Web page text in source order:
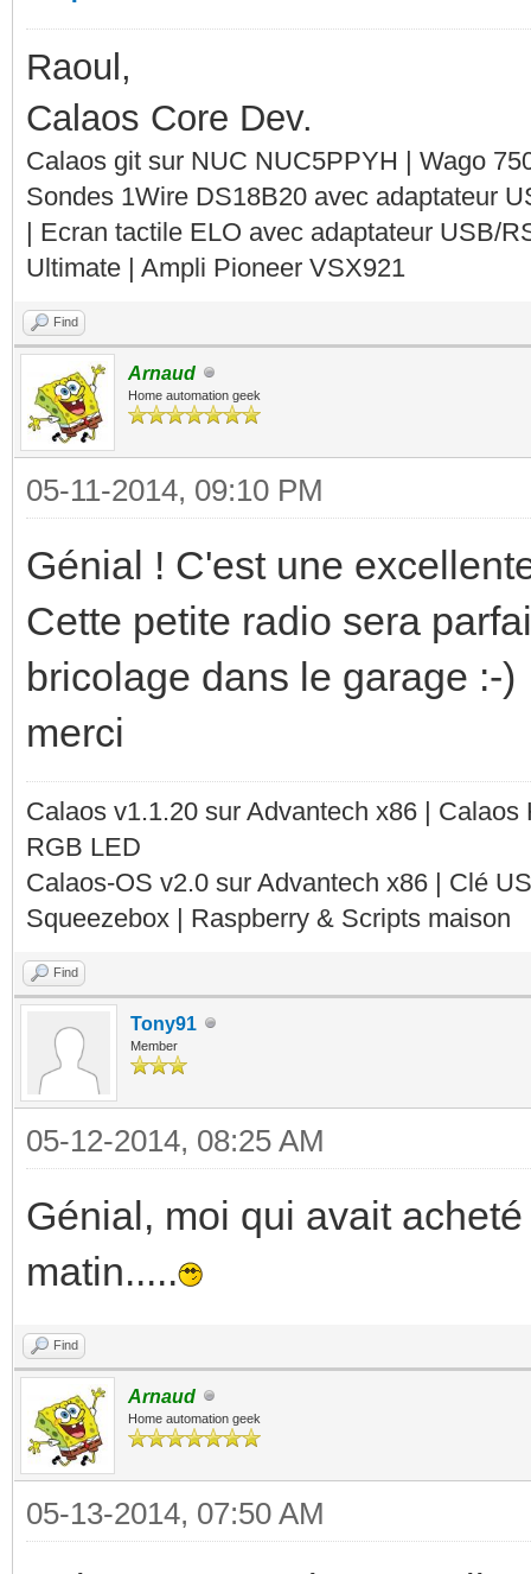
Raoul,
Calaos Core Dev.
Calaos git sur NUC NUC5PPYH | Wago
Sondes 1Wire DS18B20 avec adaptateur
| Ecran tactile ELO avec adaptateur USB/
Ultimate | Ampli Pioneer VSX921
Find
Arnaud
Home automation geek
05-11-2014, 09:10 PM
Génial ! C'est une
Cette petite radio sera
bricolage dans le garage :-)
merci
Calaos v1.1.20 sur Advantech x86 |
RGB LED
Calaos-OS v2.0 sur Advantech x86 | Clé
Squeezebox | Raspberry & Scripts maison
Find
Tony91
Member
05-12-2014, 08:25 AM
Génial, moi qui avait
matin.....
Find
Arnaud
Home automation geek
05-13-2014, 07:50 AM